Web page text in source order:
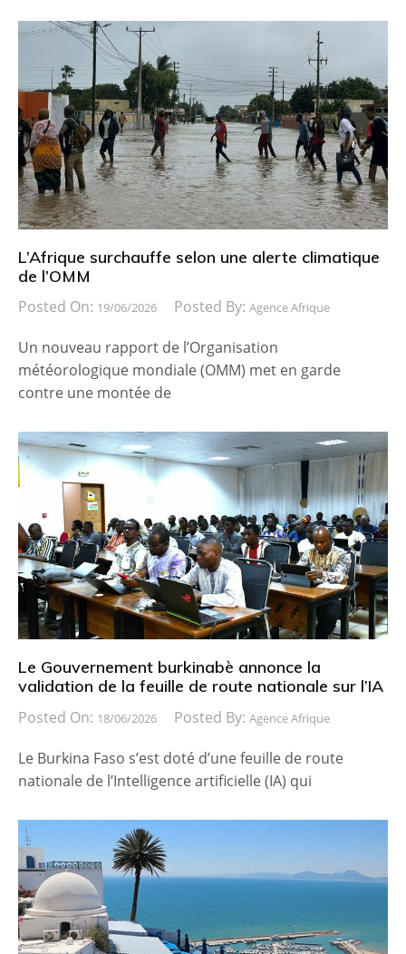
L’Afrique surchauffe selon une alerte climatique
de l’OMM
Posted On: 19/06/2026 Posted By: Agence Afrique
Un nouveau rapport de l’Organisation
météorologique mondiale (OMM) met en garde
contre une montée de
Le Gouvernement burkinabè annonce la
validation de la feuille de route nationale sur l’IA
Posted On: 18/06/2026 Posted By: Agence Afrique
Le Burkina Faso s’est doté d’une feuille de route
nationale de l’Intelligence artificielle (IA) qui